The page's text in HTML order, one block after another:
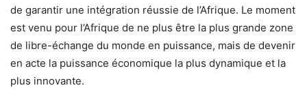
de garantir une intégration réussie de l’Afrique. Le moment
est venu pour l’Afrique de ne plus être la plus grande zone
de libre-échange du monde en puissance, mais de devenir
en acte la puissance économique la plus dynamique et la
plus innovante.